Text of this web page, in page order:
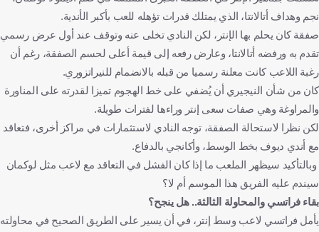
نجم وهداف أتالانتا، الذي يمتلك قدرات تؤهله للعب بأكبر الأندية.
صفقة كان يحلم بها الإنتر، لكن النادي تخلى عنه وتوقف عند أول عرض رسمي
تقدم به ورفضه أتالانتا، وعارض رفعه إلى قيمة أعلى لحسم الصفقة، رغم أن
رغبة اللاعب كانت معلنة رسميا من قبله بالانضمام للنيراتزوري.
كان من شأن النيجيري أن يُضفي على خط الهجوم تميزا لقدرته على المناورة
والمراوغة وهي صفات سعى إنتر وراءها لفترات طويلة.
لكن نظرا لاستحالة الصفقة، توجه النادي لاستثمارات في مراكز أخرى، فتعاقد
مع أندي ديوف بخط الوسط، وأكانجي بالدفاع.
وبالتأكيد سيظهر الملعب ما إذا كان الفشل في التعاقد مع لاعب مثل لوكمان
سيندم عليه الفريق هذا الموسم أم لا؟
بقاء فراتسي والمحاولة الثالثة.. هل ينجح؟
يأمل فراتسي لاعب وسط إنتر، في أن يسير على الطريق الصحيح في محاولته